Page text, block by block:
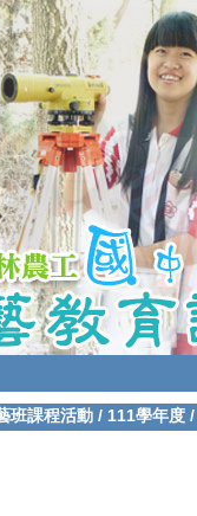
班課程活動 / 111學年度